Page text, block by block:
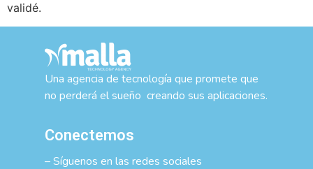
validé.
Una agencia de tecnología que promete que
no perderá el sueño creando sus aplicaciones.
Conectemos
– Síguenos en las redes sociales